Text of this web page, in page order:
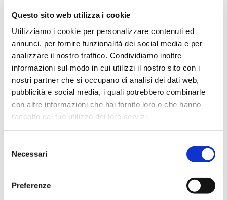
Questo sito web utilizza i cookie
Utilizziamo i cookie per personalizzare contenuti ed
annunci, per fornire funzionalità dei social media e per
analizzare il nostro traffico. Condividiamo inoltre
informazioni sul modo in cui utilizzi il nostro sito con i
nostri partner che si occupano di analisi dei dati web,
pubblicità e social media, i quali potrebbero combinarle
con altre informazioni che hai fornito loro o che hanno
raccolto dal tuo utilizzo dei loro servizi.
delNecessari
Preferenze
tecnologia e...
Credito al Credito 2026
L’evento annuale promosso da ABI dedicato al Credito a
Famiglie e...
Vai alla pagina Speciali Eventi